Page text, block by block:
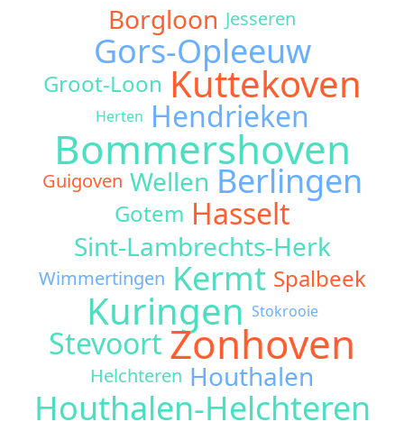
Borgloon Jesseren
Gors-Opleeuw
Groot-Loon Kuttekoven
Herten Hendrieken
Bommershoven
Guigoven Wellen Berlingen
Gotem Hasselt
Sint-Lambrechts-Herk
Wimmertingen Kermt Spalbeek
Kuringen Stokrooie
Stevoort Zonhoven
Helchteren Houthalen
Houthalen-Helchteren